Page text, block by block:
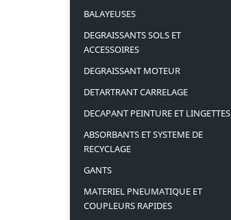
BALAYEUSES
DEGRAISSANTS SOLS ET
ACCESSOIRES
DEGRAISSANT MOTEUR
DETARTRANT CARRELAGE
DECAPANT PEINTURE ET LINGETTES
ABSORBANTS ET SYSTEME DE
RECYCLAGE
GANTS
MATERIEL PNEUMATIQUE ET
COUPLEURS RAPIDES